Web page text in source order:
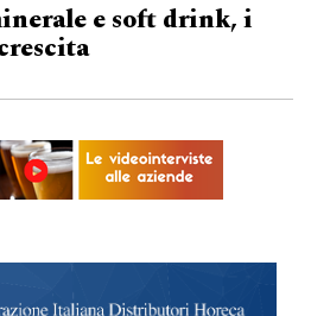
e soft drink, i